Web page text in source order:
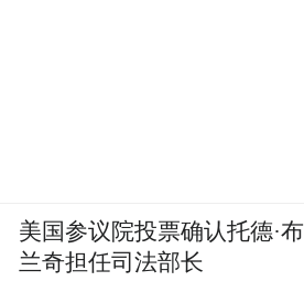
美国参议院投票确认托德·布
兰奇担任司法部长